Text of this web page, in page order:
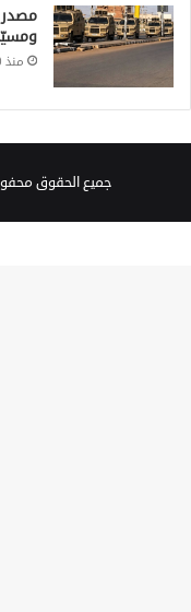
منذ 10 ساعات
جميع الحقوق محفوظة